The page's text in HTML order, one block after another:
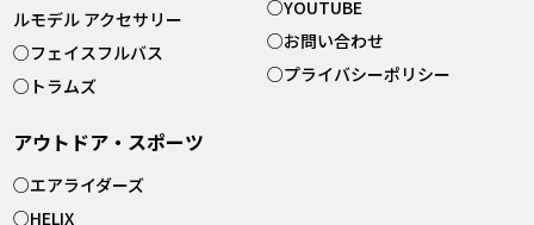
ルモデル アクセサリー
○フェイスフルバス
○ トラムズ
アウトドア・スポーツ
○エアライダーズ
○HELIX
○YOUTUBE
○お問い合わせ
○プライバシーポリシー